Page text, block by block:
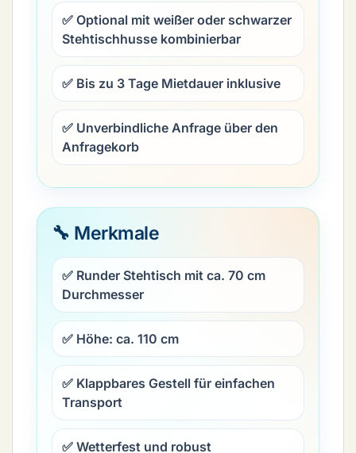
✅ Optional mit weißer oder schwarzer
Stehtischhusse kombinierbar
✅ Bis zu 3 Tage Mietdauer inklusive
✅ Unverbindliche Anfrage über den
Anfragekorb
🔧 Merkmale
✅ Runder Stehtisch mit ca. 70 cm
Durchmesser
✅ Höhe: ca. 110 cm
✅ Klappbares Gestell für einfachen
Transport
✅ Wetterfest und robust